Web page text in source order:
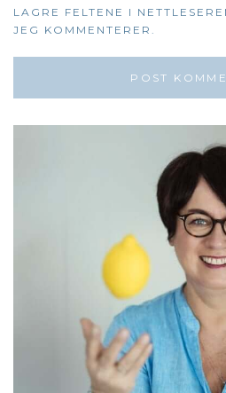
LAGRE FELTENE I
JEG KOMMENTERER.